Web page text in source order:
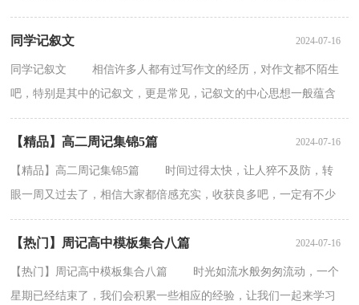
怎么写才条理清晰呢？以下是小编整理的语文周记7篇，希...
同学记叙文 2024-07-16
同学记叙文 相信许多人都有过写作文的经历，对作文都不陌生
吧，特别是其中的记叙文，更是常见，记叙文的中心思想一般蕴含
在具体材料中、通过对人、事、物的生动描写来表现。...
【精品】高二周记集锦5篇 2024-07-16
【精品】高二周记集锦5篇 时间过得太快，让人猝不及防，转
眼一周又过去了，相信大家都倍感充实，收获良多吧，一定有不少
可以记录的东西吧，该写一篇周记了。在写之前，要先考虑好...
【热门】周记高中模板集合八篇 2024-07-16
【热门】周记高中模板集合八篇 时光如流水般匆匆流动，一个
星期已经结束了，我们会积累一些相应的经验，让我们一起来学习